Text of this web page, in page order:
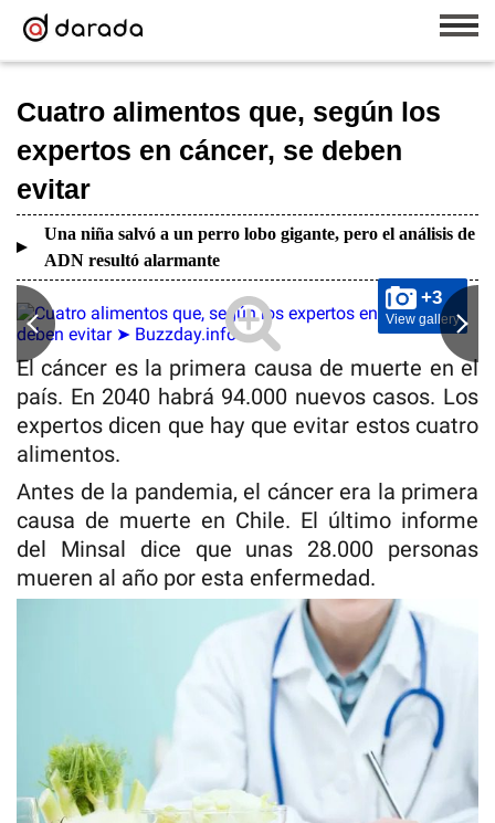
Cuatro alimentos que, según los
expertos en cáncer, se deben
evitar
Una niña salvó a un perro lobo gigante, pero el análisis de
ADN resultó alarmante
+3
View gallery
El cáncer es la primera causa de muerte en el
país. En 2040 habrá 94.000 nuevos casos. Los
expertos dicen que hay que evitar estos cuatro
alimentos.
Antes de la pandemia, el cáncer era la primera
causa de muerte en Chile. El último informe
del Minsal dice que unas 28.000 personas
mueren al año por esta enfermedad.